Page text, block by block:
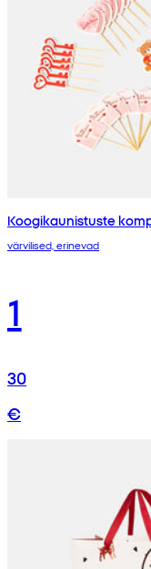
Koogikaunistuste
värvilised, erinevad
1
30
€